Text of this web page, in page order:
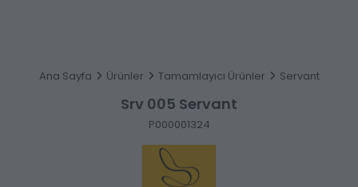
Ana Sayfa Ürünler Tamamlayıcı Ürünler Servant
Srv 005 Servant
P000001324